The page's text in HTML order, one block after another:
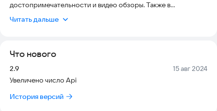
достопримечательности и видео обзоры. Также в
отелях, предлагающих свои услуги в Праге.
Читать дальше
Что нового
Версия:
2.9 Дата:
15 авг 2024
Увеличено число Api
История версий